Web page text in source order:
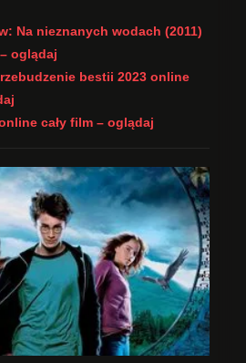
Na nieznanych wodach (2011)
oglądaj
bestii 2023 online
cały film – oglądaj